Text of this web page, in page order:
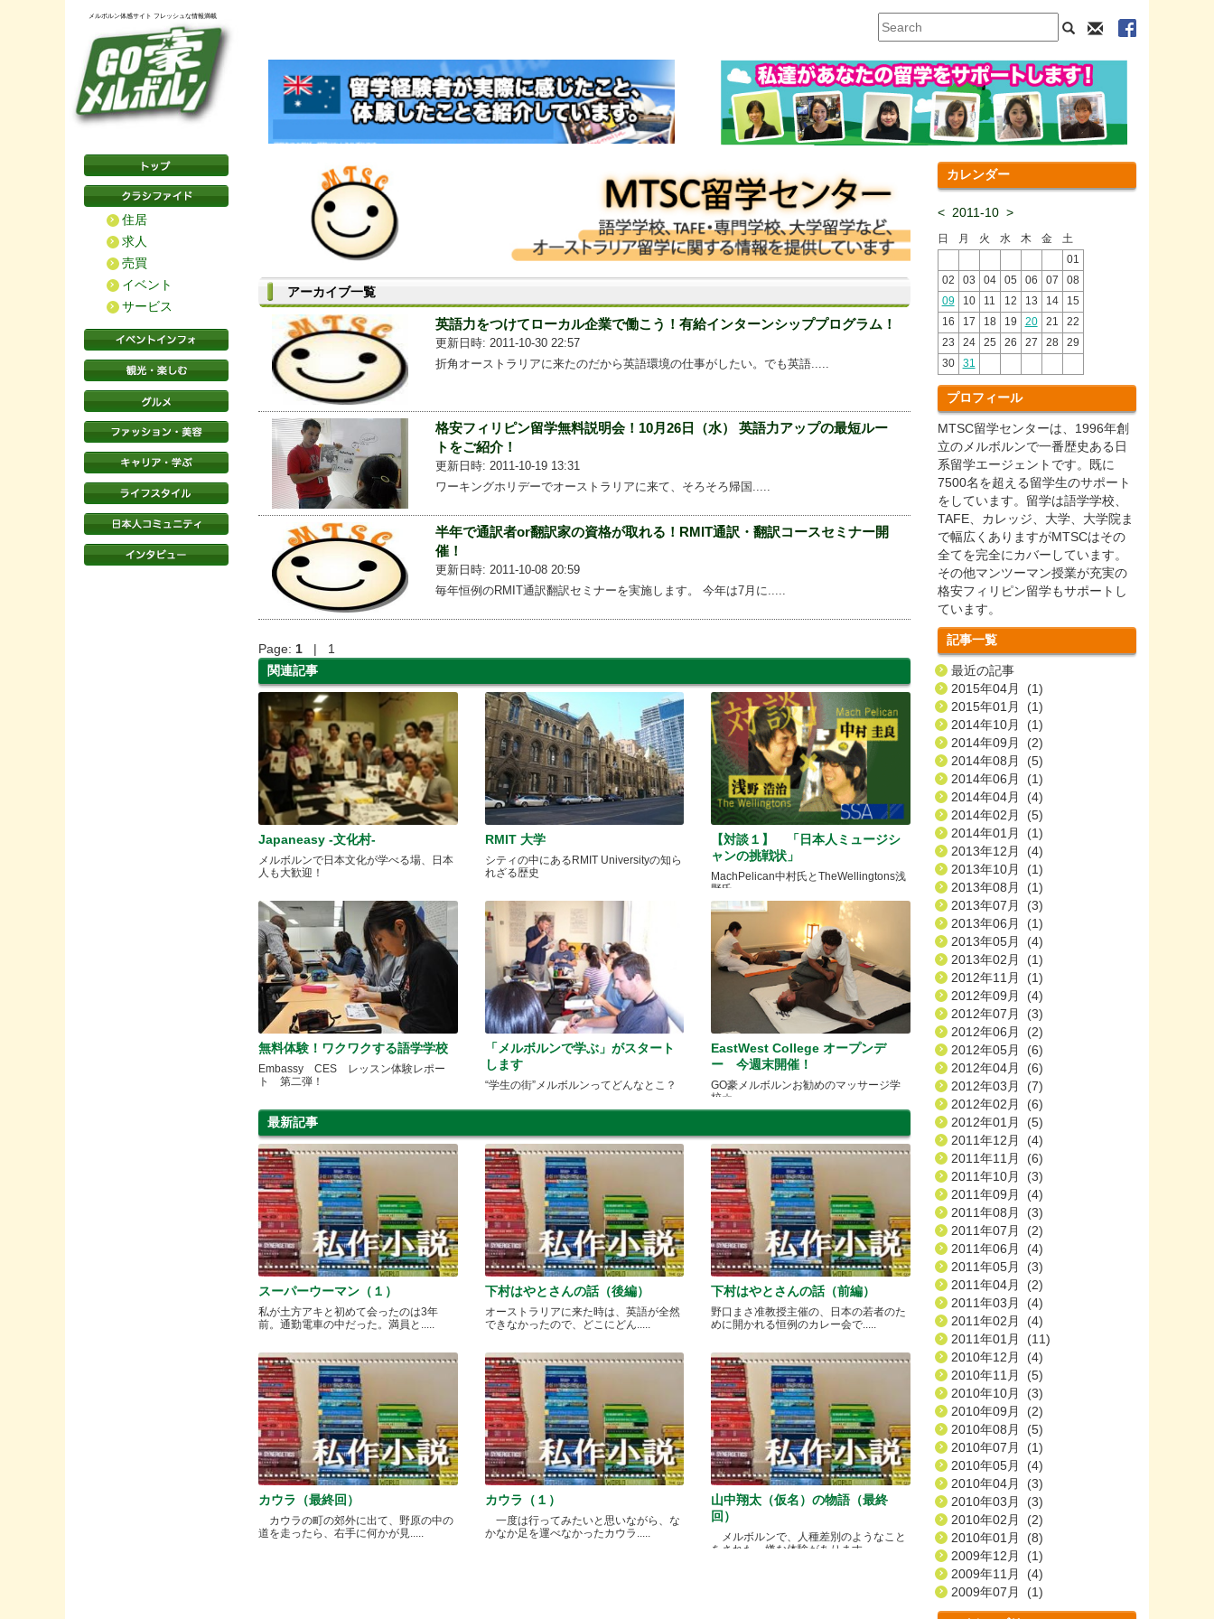
メルボルン体感サイト フレッシュな情報満載
住居
求人
売買
イベント
サービス
アーカイブ一覧
英語力をつけてローカル企業で働こう！有給インターンシッププログラム！
更新日時: 2011-10-30 22:57
折角オーストラリアに来たのだから英語環境の仕事がしたい。でも英語.....
格安フィリピン留学無料説明会！10月26日（水） 英語力アップの最短ルー
トをご紹介！
更新日時: 2011-10-19 13:31
ワーキングホリデーでオーストラリアに来て、そろそろ帰国.....
半年で通訳者or翻訳家の資格が取れる！RMIT通訳・翻訳コースセミナー開
催！
更新日時: 2011-10-08 20:59
毎年恒例のRMIT通訳翻訳セミナーを実施します。 今年は7月に.....
Page:1 | 1
関連記事
Japaneasy -文化村-
メルボルンで日本文化が学べる場、日本
人も大歓迎！
RMIT 大学
シティの中にあるRMIT Universityの知ら
れざる歴史
【対談１】 「日本人ミュージシ
ャンの挑戦状」
MachPelican中村氏とTheWellingtons浅
野氏
無料体験！ワクワクする語学学校
Embassy CES レッスン体験レポー
ト 第二弾！
「メルボルンで学ぶ」がスタート
します
“学生の街”メルボルンってどんなとこ？
EastWest College オープンデ
ー 今週末開催！
GO豪メルボルンお勧めのマッサージ学
校☆
最新記事
スーパーウーマン（１）
私が土方アキと初めて会ったのは3年
前。通勤電車の中だった。満員と.....
下村はやとさんの話（後編）
オーストラリアに来た時は、英語が全然
できなかったので、どこにどん.....
下村はやとさんの話（前編）
野口まさ准教授主催の、日本の若者のた
めに開かれる恒例のカレー会で.....
カウラ（最終回）
カウラの町の郊外に出て、野原の中の
道を走ったら、右手に何かが見.....
カウラ（１）
一度は行ってみたいと思いながら、な
かなか足を運べなかったカウラ.....
山中翔太（仮名）の物語（最終
回）
メルボルンで、人種差別のようなこと
をされた、嫌な体験があります.....
カレンダー
< 2011-10 >
日 月 火 水 木 金
土
01
02
03 04 05 06 07
08
09
10 11 12 13 14
15
16
17 18 19 20 21
22
23
24 25 26 27 28
29
30
31
プロフィール
MTSC留学センターは、1996年創
立のメルボルンで一番歴史ある日
系留学エージェントです。既に
7500名を超える留学生のサポート
をしています。留学は語学学校、
TAFE、カレッジ、大学、大学院ま
で幅広くありますがMTSCはその
全てを完全にカバーしています。
その他マンツーマン授業が充実の
格安フィリピン留学もサポートし
ています。
記事一覧
最近の記事
2015年04月 (1)
2015年01月 (1)
2014年10月 (1)
2014年09月 (2)
2014年08月 (5)
2014年06月 (1)
2014年04月 (4)
2014年02月 (5)
2014年01月 (1)
2013年12月 (4)
2013年10月 (1)
2013年08月 (1)
2013年07月 (3)
2013年06月 (1)
2013年05月 (4)
2013年02月 (1)
2012年11月 (1)
2012年09月 (4)
2012年07月 (3)
2012年06月 (2)
2012年05月 (6)
2012年04月 (6)
2012年03月 (7)
2012年02月 (6)
2012年01月 (5)
2011年12月 (4)
2011年11月 (6)
2011年10月 (3)
2011年09月 (4)
2011年08月 (3)
2011年07月 (2)
2011年06月 (4)
2011年05月 (3)
2011年04月 (2)
2011年03月 (4)
2011年02月 (4)
2011年01月 (11)
2010年12月 (4)
2010年11月 (5)
2010年10月 (3)
2010年09月 (2)
2010年08月 (5)
2010年07月 (1)
2010年05月 (4)
2010年04月 (3)
2010年03月 (3)
2010年02月 (2)
2010年01月 (8)
2009年12月 (1)
2009年11月 (4)
2009年07月 (1)